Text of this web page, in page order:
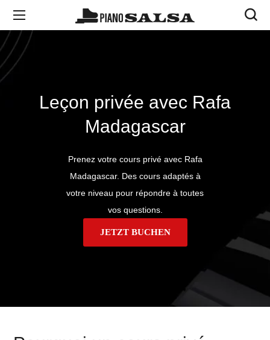
Leçon privée avec Rafa
Madagascar
Prenez votre cours privé avec Rafa
Madagascar. Des cours adaptés à
votre niveau pour répondre à toutes
vos questions.
JETZT BUCHEN